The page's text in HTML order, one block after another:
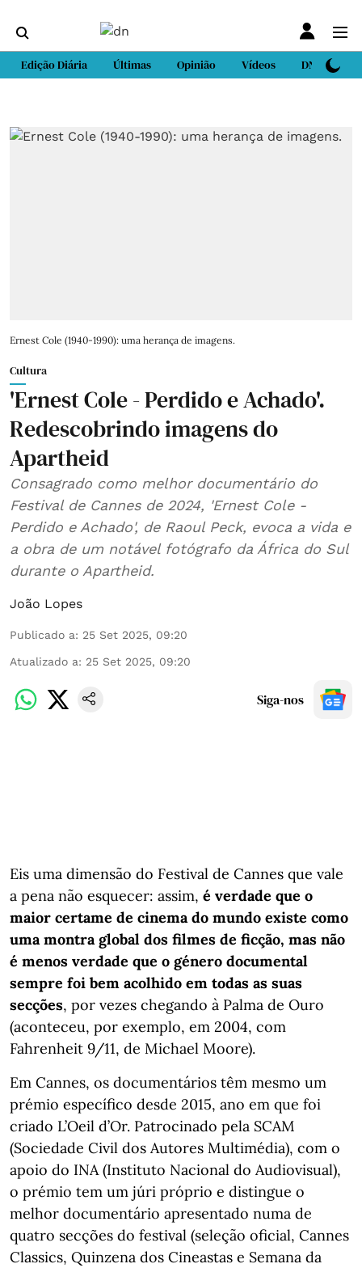
Edição Diária Últimas Opinião Vídeos DN Sport
Ernest Cole (1940-1990): uma herança de imagens.
Cultura
'Ernest Cole - Perdido e Achado'.
Redescobrindo imagens do
Apartheid
Consagrado como melhor documentário do
Festival de Cannes de 2024, 'Ernest Cole -
Perdido e Achado', de Raoul Peck, evoca a vida e
a obra de um notável fotógrafo da África do Sul
durante o Apartheid.
João Lopes
Publicado a: 25 Set 2025, 09:20
Atualizado a: 25 Set 2025, 09:20
Siga-nos
Eis uma dimensão do Festival de Cannes que vale
a pena não esquecer: assim, é verdade que o
maior certame de cinema do mundo existe como
uma montra global dos filmes de ficção, mas não
é menos verdade que o género documental
sempre foi bem acolhido em todas as suas
secções, por vezes chegando à Palma de Ouro
(aconteceu, por exemplo, em 2004, com
Fahrenheit 9/11, de Michael Moore).
Em Cannes, os documentários têm mesmo um
prémio específico desde 2015, ano em que foi
criado L’Oeil d’Or. Patrocinado pela SCAM
(Sociedade Civil dos Autores Multimédia), com o
apoio do INA (Instituto Nacional do Audiovisual),
o prémio tem um júri próprio e distingue o
melhor documentário apresentado numa de
quatro secções do festival (seleção oficial, Cannes
Classics, Quinzena dos Cineastas e Semana da